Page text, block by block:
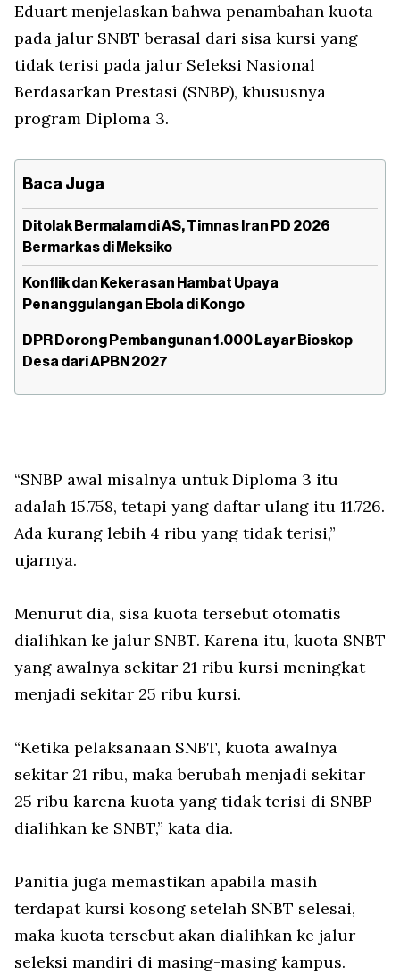
Eduart menjelaskan bahwa penambahan kuota
pada jalur SNBT berasal dari sisa kursi yang
tidak terisi pada jalur Seleksi Nasional
Berdasarkan Prestasi (SNBP), khususnya
program Diploma 3.
Baca Juga
Ditolak Bermalam di AS, Timnas Iran PD 2026
Bermarkas di Meksiko
Konflik dan Kekerasan Hambat Upaya
Penanggulangan Ebola di Kongo
DPR Dorong Pembangunan 1.000 Layar Bioskop
Desa dari APBN 2027
“SNBP awal misalnya untuk Diploma 3 itu
adalah 15.758, tetapi yang daftar ulang itu 11.726.
Ada kurang lebih 4 ribu yang tidak terisi,”
ujarnya.
Menurut dia, sisa kuota tersebut otomatis
dialihkan ke jalur SNBT. Karena itu, kuota SNBT
yang awalnya sekitar 21 ribu kursi meningkat
menjadi sekitar 25 ribu kursi.
“Ketika pelaksanaan SNBT, kuota awalnya
sekitar 21 ribu, maka berubah menjadi sekitar
25 ribu karena kuota yang tidak terisi di SNBP
dialihkan ke SNBT,” kata dia.
Panitia juga memastikan apabila masih
terdapat kursi kosong setelah SNBT selesai,
maka kuota tersebut akan dialihkan ke jalur
seleksi mandiri di masing-masing kampus.